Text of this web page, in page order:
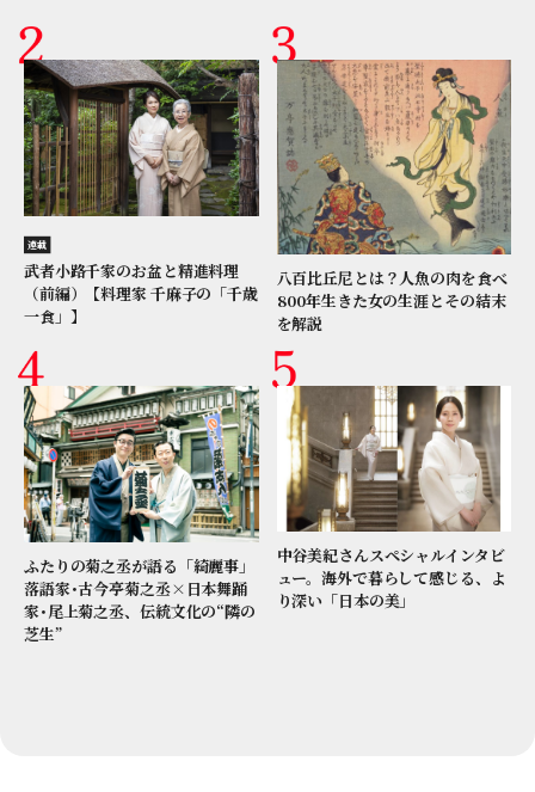
連載
武者小路千家のお盆と精進料理
（前編）【料理家 千麻子の「千歳
一食」】
八百比丘尼とは？人魚の肉を食べ
800年生きた女の生涯とその結末
を解説
ふたりの菊之丞が語る「綺麗事」
落語家･古今亭菊之丞×日本舞踊
家･尾上菊之丞、伝統文化の“隣の
芝生”
中谷美紀さんスペシャルインタビ
ュー。海外で暮らして感じる、よ
り深い「日本の美」